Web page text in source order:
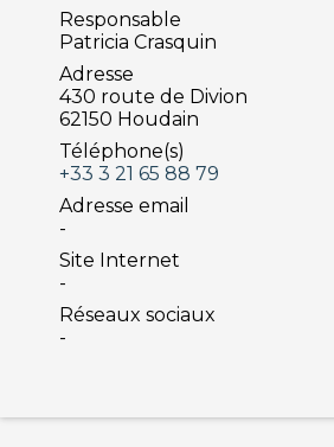
Responsable
Patricia Crasquin
Adresse
430 route de Divion
62150 Houdain
Téléphone(s)
+33 3 21 65 88 79
Adresse email
-
Site Internet
-
Réseaux sociaux
-